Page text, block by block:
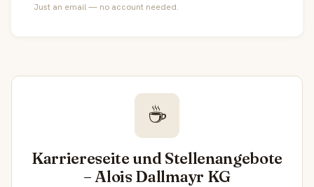
Just an email — no account needed.
☕
Karriereseite und Stellenangebote
– Alois Dallmayr KG